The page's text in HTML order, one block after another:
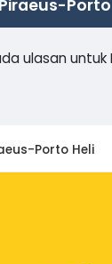
Porto
ulasan untuk
Porto Heli